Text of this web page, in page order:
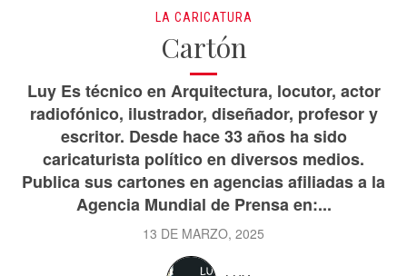
LA CARICATURA
Cartón
Luy Es técnico en Arquitectura, locutor, actor
radiofónico, ilustrador, diseñador, profesor y
escritor. Desde hace 33 años ha sido
caricaturista político en diversos medios.
Publica sus cartones en agencias afiliadas a la
Agencia Mundial de Prensa en:...
13 DE MARZO, 2025